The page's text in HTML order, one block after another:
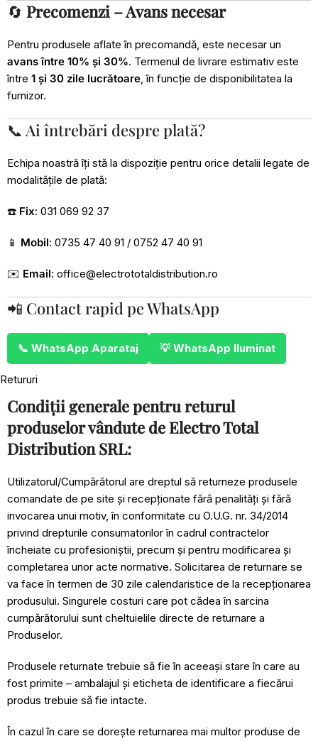
🔄 Precomenzi – Avans necesar
Pentru produsele aflate în precomandă, este necesar un
avans între 10% și 30%. Termenul de livrare estimativ este
între 1 și 30 zile lucrătoare, în funcție de disponibilitatea la
furnizor.
📞 Ai întrebări despre plată?
Echipa noastră îți stă la dispoziție pentru orice detalii legate de
modalitățile de plată:
☎️ Fix: 031 069 92 37
📱 Mobil: 0735 47 40 91 / 0752 47 40 91
✉️ Email: office@electrototaldistribution.ro
📲 Contact rapid pe WhatsApp
📞 WhatsApp Aparataj 💡 WhatsApp Iluminat
Retururi
Condiții generale pentru returul
produselor vândute de Electro Total
Distribution SRL:
Utilizatorul/Cumpărătorul are dreptul să returneze produsele
comandate de pe site și recepționate fără penalități și fără
invocarea unui motiv, în conformitate cu O.U.G. nr. 34/2014
privind drepturile consumatorilor în cadrul contractelor
încheiate cu profesioniștii, precum și pentru modificarea și
completarea unor acte normative. Solicitarea de returnare se
va face în termen de 30 zile calendaristice de la recepționarea
produsului. Singurele costuri care pot cădea în sarcina
cumpărătorului sunt cheltuielile directe de returnare a
Produselor.
Produsele returnate trebuie să fie în aceeași stare în care au
fost primite – ambalajul și eticheta de identificare a fiecărui
produs trebuie să fie intacte.
În cazul în care se dorește returnarea mai multor produse de